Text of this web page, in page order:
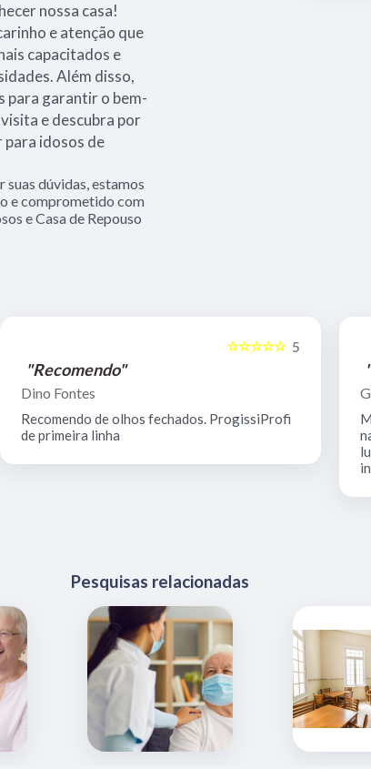
nossa casa!
e atenção que
capacitados e
Além disso,
para garantir o bem-
e descubra por
para idosos de
dúvidas, estamos
e comprometido com
e Casa de Repouso
5
☆☆☆☆☆
"Recomendo"
Dino Fontes
Recomendo de olhos fechados. ProgissiProfi
de primeira linha
Pesquisas relacionadas